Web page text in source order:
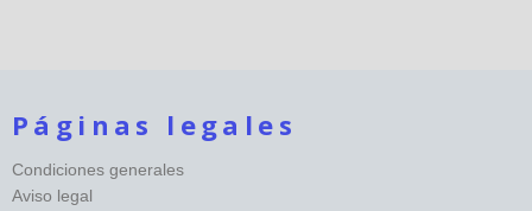
Páginas legales
Condiciones generales
Aviso legal